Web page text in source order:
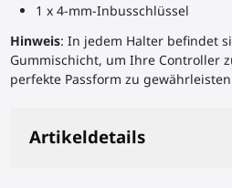
1 x 4-mm-Inbusschlüssel
Hinweis: In jedem Halter befindet
Gummischicht, um Ihre Controller
perfekte Passform zu
Artikeldetails